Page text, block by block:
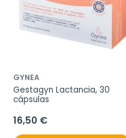
GYNEA
Gestagyn Lactancia, 30
cápsulas
16,50 €